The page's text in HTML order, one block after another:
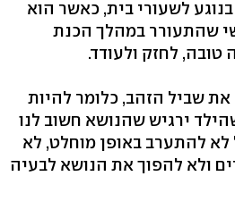
לשעורי בית, כאשר הוא
שהתעורר במהלך הכנת
טובה, לחזק ולעודד.
את שביל הזהב, כלומר להיות
ירגיש שהנושא חשוב לנו
לא להתערב באופן מוחלט, לא
ולא להפוך את הנושא לבעיה